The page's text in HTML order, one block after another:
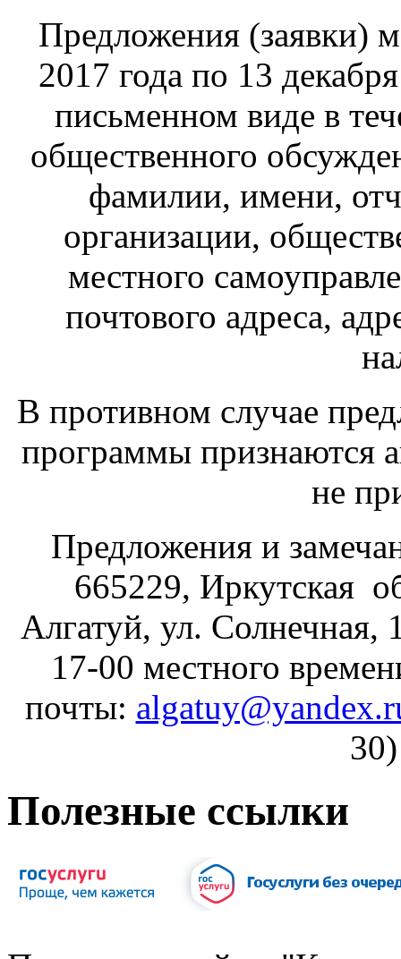
Предложения (заявки)
2017 года по 13
письменном виде в
общественного
фамилии, имени,
организации,
местного
почтового адреса,
В противном случае
программы признаются
не
Предложения и
665229, Иркутская
Алгатуй, ул. Солнечная,
17-00 местного
почты:
Полезные ссылки